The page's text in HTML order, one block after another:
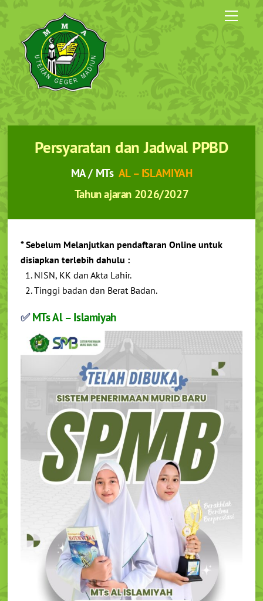
content
Menu
Persyaratan dan Jadwal PPBD
MA / MTs AL – ISLAMIYAH
Tahun ajaran 2026/2027
* Sebelum Melanjutkan pendaftaran Online untuk
disiapkan terlebih dahulu :
1. NISN, KK dan Akta Lahir.
2. Tinggi badan dan Berat Badan.
✅MTs Al – Islamiyah